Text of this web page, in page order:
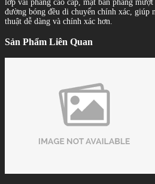
lớp vải phăng cao cấp, mặt bàn phẳng
đường bóng đều di chuyển chính xác, giúp
thuật dễ dàng và chính xác hơn.
Sản Phẩm Liên Quan